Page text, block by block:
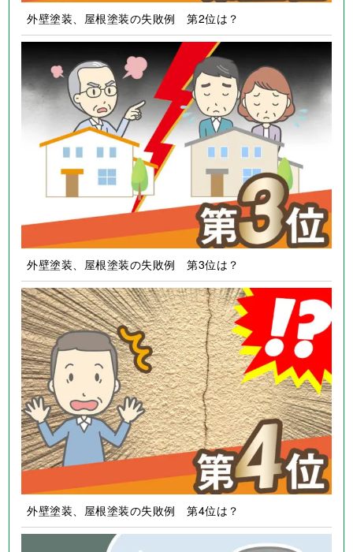
外壁塗装、屋根塗装の失敗例 第2位は？
外壁塗装、屋根塗装の失敗例 第3位は？
外壁塗装、屋根塗装の失敗例 第4位は？